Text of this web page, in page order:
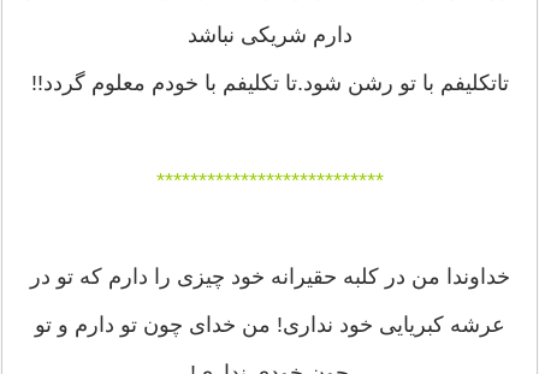
دارم شریکی نباشد
تاتکلیفم با تو رشن شود.تا تکلیفم با خودم معلوم گردد!!
***************************
خداوندا من در کلبه حقیرانه خود چیزی را دارم که تو در
عرشه کبریایی خود نداری! من خدای چون تو دارم و تو